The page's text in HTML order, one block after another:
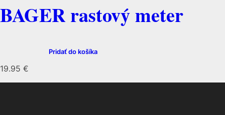
BAGER rastový meter
19.95 €
Pridať do košíka